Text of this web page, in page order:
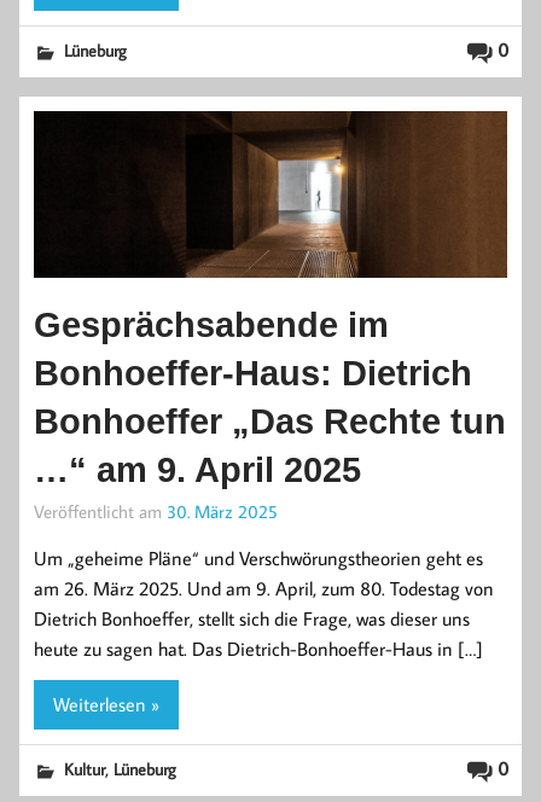
0
Lüneburg
Gesprächsabende im
Bonhoeffer-Haus: Dietrich
Bonhoeffer „Das Rechte tun
…“ am 9. April 2025
Veröffentlicht am 30. März 2025
Um „geheime Pläne“ und Verschwörungstheorien geht es
am 26. März 2025. Und am 9. April, zum 80. Todestag von
Dietrich Bonhoeffer, stellt sich die Frage, was dieser uns
heute zu sagen hat. Das Dietrich-Bonhoeffer-Haus in […]
Weiterlesen »
0
Kultur, Lüneburg